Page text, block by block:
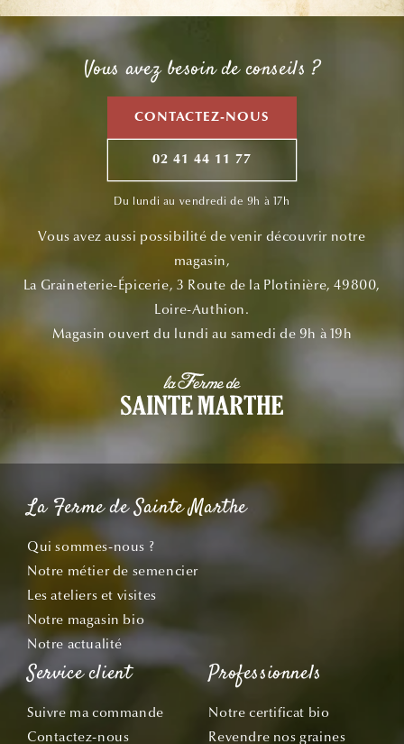
Vous avez besoin de conseils ?
CONTACTEZ-NOUS
02 41 44 11 77
Du lundi au vendredi de 9h à 17h
Vous avez aussi possibilité de venir découvrir notre
magasin,
La Graineterie-Épicerie, 3 Route de la Plotinière, 49800,
Loire-Authion.
Magasin ouvert du lundi au samedi de 9h à 19h
La Ferme de Sainte Marthe
Qui sommes-nous ?
Notre métier de semencier
Les ateliers et visites
Notre magasin bio
Notre actualité
Service client
Suivre ma commande
Contactez-nous
Professionnels
Notre certificat bio
Revendre nos graines